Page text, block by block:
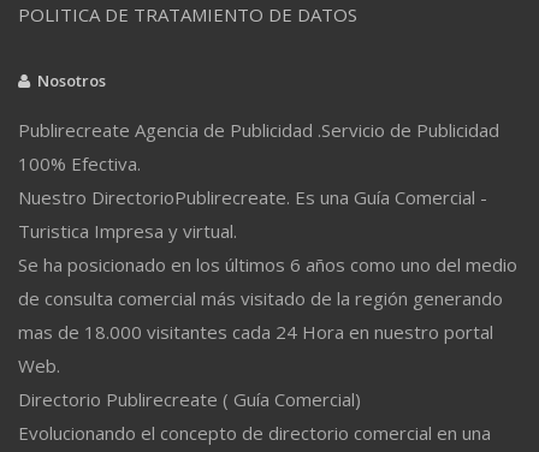
POLITICA DE TRATAMIENTO DE DATOS
Nosotros
Publirecreate Agencia de Publicidad .Servicio de Publicidad
100% Efectiva.
Nuestro DirectorioPublirecreate. Es una Guía Comercial -
Turistica Impresa y virtual.
Se ha posicionado en los últimos 6 años como uno del medio
de consulta comercial más visitado de la región generando
mas de 18.000 visitantes cada 24 Hora en nuestro portal
Web.
Directorio Publirecreate ( Guía Comercial)
Evolucionando el concepto de directorio comercial en una